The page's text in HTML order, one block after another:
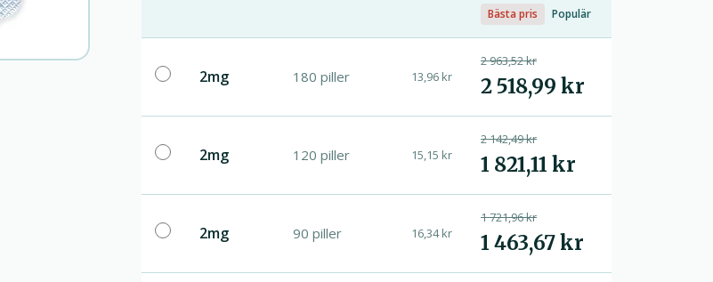
Bästa pris Populär
2mg 180 piller 13,96 kr
2 963,52 kr
2 518,99 kr
2mg 120 piller 15,15 kr
2 142,49 kr
1 821,11 kr
2mg 90 piller 16,34 kr
1 721,96 kr
1 463,67 kr